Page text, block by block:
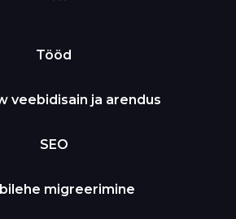
Tööd
veebidisain ja arendus
SEO
migreerimine